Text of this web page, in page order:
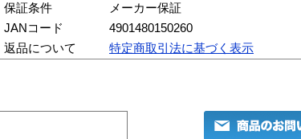
保証条件
メーカー保証
JANコード
4901480150260
返品について
特定商取引法に基づく表示